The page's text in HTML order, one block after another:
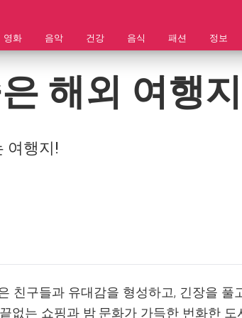
영화 음악 건강 음식 패션 정보
해외 여행
여행지!
친구들과 유대감을 형성하고, 긴장을 풀
없는 쇼핑과 밤 문화가 가득한 번화한 도